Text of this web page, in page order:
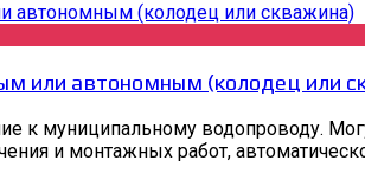
или автономным (колодец или
к муниципальному водопроводу.
и монтажных работ,